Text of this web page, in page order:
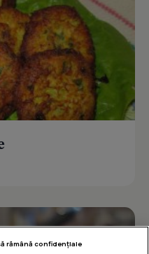
rămână confidențiale